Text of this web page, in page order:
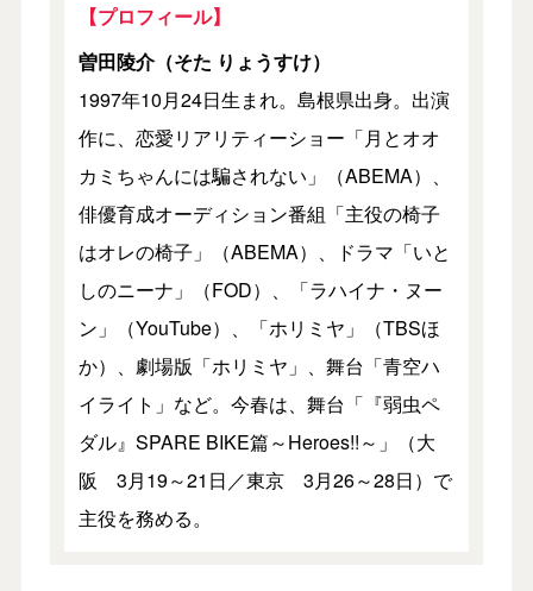
【プロフィール】
曽田陵介（そた りょうすけ）
1997年10月24日生まれ。島根県出身。出演
作に、恋愛リアリティーショー「月とオオ
カミちゃんには騙されない」（ABEMA）、
俳優育成オーディション番組「主役の椅子
はオレの椅子」（ABEMA）、ドラマ「いと
しのニーナ」（FOD）、「ラハイナ・ヌー
ン」（YouTube）、「ホリミヤ」（TBSほ
か）、劇場版「ホリミヤ」、舞台「青空ハ
イライト」など。今春は、舞台「『弱虫ペ
ダル』SPARE BIKE篇～Heroes!!～」（大
阪 3月19～21日／東京 3月26～28日）で
主役を務める。